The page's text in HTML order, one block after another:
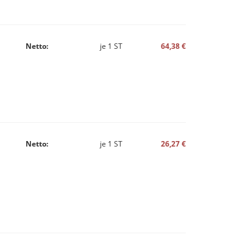
Netto: je 1 ST 64,38 €
Netto: je 1 ST 26,27 €